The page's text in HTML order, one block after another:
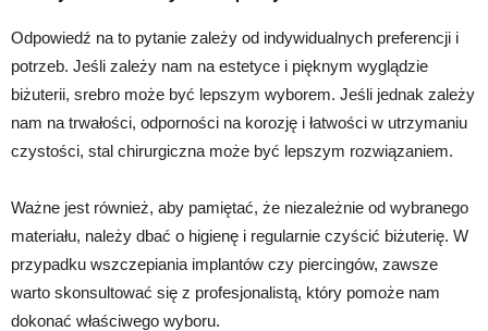
Odpowiedź na to pytanie zależy od indywidualnych preferencji i
potrzeb. Jeśli zależy nam na estetyce i pięknym wyglądzie
biżuterii, srebro może być lepszym wyborem. Jeśli jednak zależy
nam na trwałości, odporności na korozję i łatwości w utrzymaniu
czystości, stal chirurgiczna może być lepszym rozwiązaniem.
Ważne jest również, aby pamiętać, że niezależnie od wybranego
materiału, należy dbać o higienę i regularnie czyścić biżuterię. W
przypadku wszczepiania implantów czy piercingów, zawsze
warto skonsultować się z profesjonalistą, który pomoże nam
dokonać właściwego wyboru.